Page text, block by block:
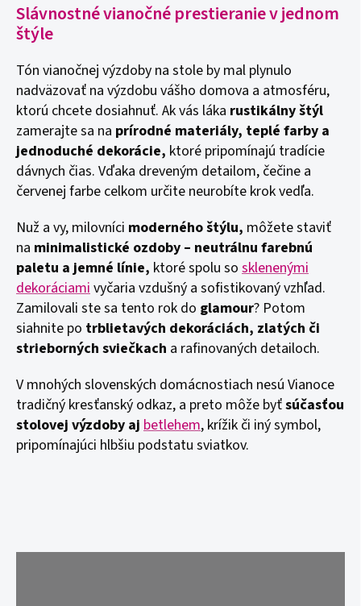
Slávnostné vianočné prestieranie v jednom
štýle
Tón vianočnej výzdoby na stole by mal plynulo
nadväzovať na výzdobu vášho domova a atmosféru,
ktorú chcete dosiahnuť. Ak vás láka rustikálny štýl
zamerajte sa na prírodné materiály, teplé farby a
jednoduché dekorácie, ktoré pripomínajú tradície
dávnych čias. Vďaka dreveným detailom, čečine a
červenej farbe celkom určite neurobíte krok vedľa.
Nuž a vy, milovníci moderného štýlu, môžete staviť
na minimalistické ozdoby – neutrálnu farebnú
paletu a jemné línie, ktoré spolu so sklenenými
dekoráciamivyčaria vzdušný a sofistikovaný vzhľad.
Zamilovali ste sa tento rok do glamour? Potom
siahnite po trblietavých dekoráciách, zlatých či
strieborných sviečkach a rafinovaných detailoch.
V mnohých slovenských domácnostiach nesú Vianoce
tradičný kresťanský odkaz, a preto môže byťsúčasťou
stolovej výzdoby aj betlehem, krížik či iný symbol,
pripomínajúci hlbšiu podstatu sviatkov.